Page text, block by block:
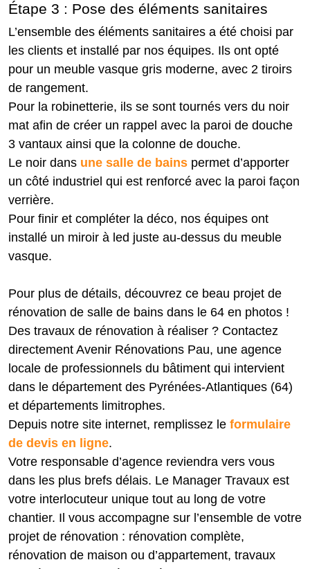
Étape 3 : Pose des éléments sanitaires
L’ensemble des éléments sanitaires a été choisi par
les clients et installé par nos équipes. Ils ont opté
pour un meuble vasque gris moderne, avec 2 tiroirs
de rangement.
Pour la robinetterie, ils se sont tournés vers du noir
mat afin de créer un rappel avec la paroi de douche
3 vantaux ainsi que la colonne de douche.
Le noir dans une salle de bains permet d’apporter
un côté industriel qui est renforcé avec la paroi façon
verrière.
Pour finir et compléter la déco, nos équipes ont
installé un miroir à led juste au-dessus du meuble
vasque.
Pour plus de détails, découvrez ce beau projet de
rénovation de salle de bains dans le 64 en photos !
Des travaux de rénovation à réaliser ? Contactez
directement Avenir Rénovations Pau, une agence
locale de professionnels du bâtiment qui intervient
dans le département des Pyrénées-Atlantiques (64)
et départements limitrophes.
Depuis notre site internet, remplissez le formulaire
de devis en ligne.
Votre responsable d’agence reviendra vers vous
dans les plus brefs délais. Le Manager Travaux est
votre interlocuteur unique tout au long de votre
chantier. Il vous accompagne sur l’ensemble de votre
projet de rénovation : rénovation complète,
rénovation de maison ou d’appartement, travaux